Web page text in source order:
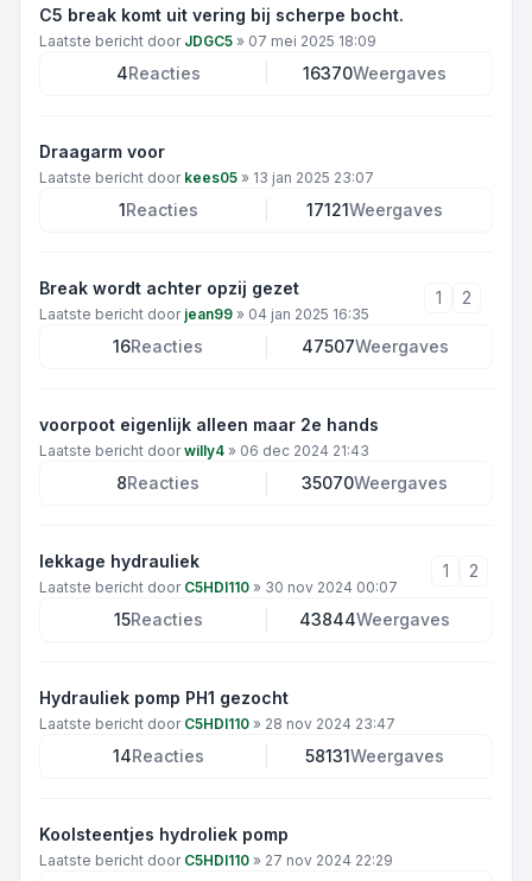
C5 break komt uit vering bij scherpe bocht.
Laatste bericht door JDGC5 » 07 mei 2025 18:09
4Reacties 16370Weergaves
Draagarm voor
Laatste bericht door kees05 » 13 jan 2025 23:07
1Reacties 17121Weergaves
Break wordt achter opzij gezet
Laatste bericht door jean99 » 04 jan 2025 16:35
1 2
16Reacties 47507Weergaves
voorpoot eigenlijk alleen maar 2e hands
Laatste bericht doorwilly4 » 06 dec 2024 21:43
8Reacties 35070Weergaves
lekkage hydrauliek
Laatste bericht door C5HDI110 » 30 nov 2024 00:07
1 2
15Reacties 43844Weergaves
Hydrauliek pomp PH1 gezocht
Laatste bericht door C5HDI110 » 28 nov 2024 23:47
14Reacties 58131Weergaves
Koolsteentjes hydroliek pomp
Laatste bericht door C5HDI110 » 27 nov 2024 22:29